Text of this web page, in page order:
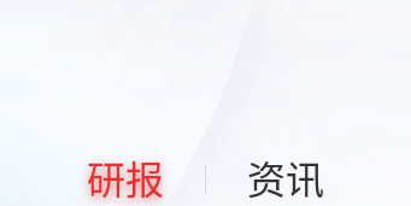
研报 资讯